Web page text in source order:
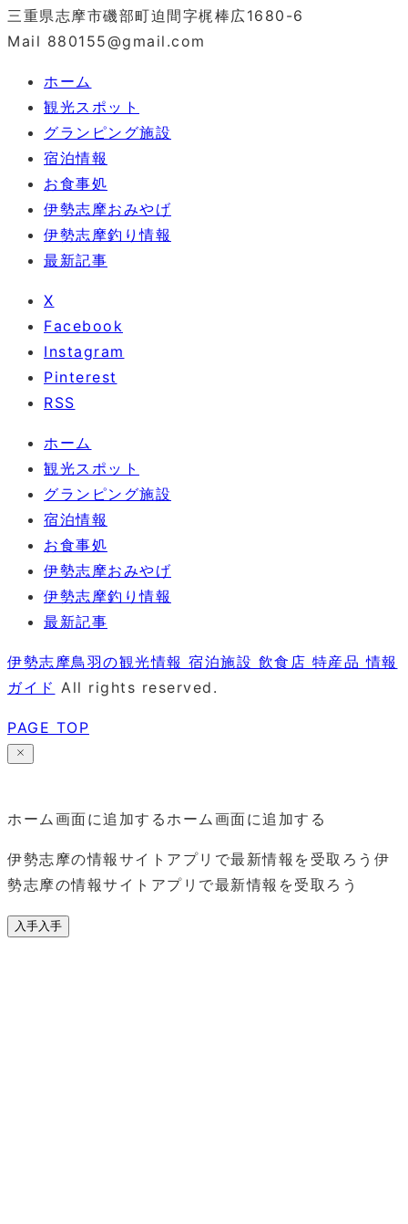
三重県志摩市磯部町迫間字梶棒広1680-6
Mail 880155@gmail.com
ホーム
観光スポット
グランピング施設
宿泊情報
お食事処
伊勢志摩おみやげ
伊勢志摩釣り情報
最新記事
X
Facebook
Instagram
Pinterest
RSS
ホーム
観光スポット
グランピング施設
宿泊情報
お食事処
伊勢志摩おみやげ
伊勢志摩釣り情報
最新記事
伊勢志摩鳥羽の観光情報 宿泊施設 飲食店 特産品 情報
ガイド All rights reserved.
PAGE TOP
ホーム画面に追加するホーム画面に追加する
伊勢志摩の情報サイトアプリで最新情報を受取ろう 伊
勢志摩の情報サイトアプリで最新情報を受取ろう
入手入手